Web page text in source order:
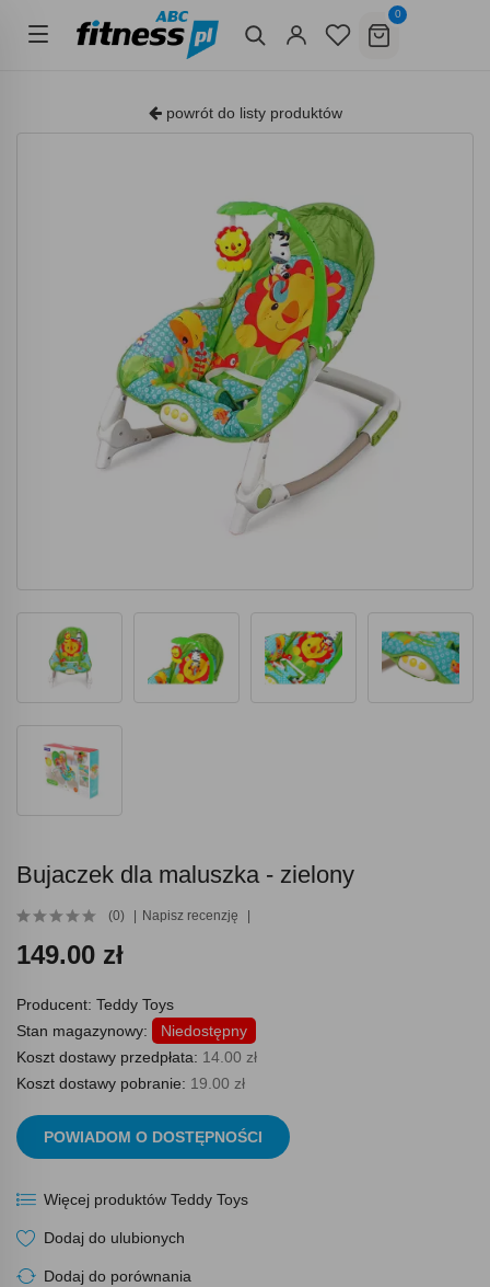
0
powrót do listy produktów
Bujaczek dla maluszka - zielony
(0) Napisz recenzję
149.00 zł
Producent: Teddy Toys
Stan magazynowy:
Niedostępny
Koszt dostawy przedpłata: 14.00 zł
Koszt dostawy pobranie: 19.00 zł
POWIADOM O DOSTĘPNOŚCI
Więcej produktów Teddy Toys
Dodaj do ulubionych
Dodaj do porównania